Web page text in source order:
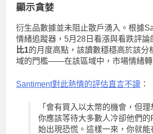
顯示貪婪
衍生品數據並未阻止散戶湧入。根據
情緒追蹤器，5月28日看漲與看跌評論
比1的月度高點，該讀數穩穩高於該分
域的門檻——在該區域中，市場情緒轉
Santiment對此熱情的評估直言不諱 ：
「會有買入以太幣的機會，但理
你應該等待大多數人冷卻他們的
始出現恐慌。這樣一來，你就能